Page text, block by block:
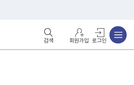
회원가입 로그인